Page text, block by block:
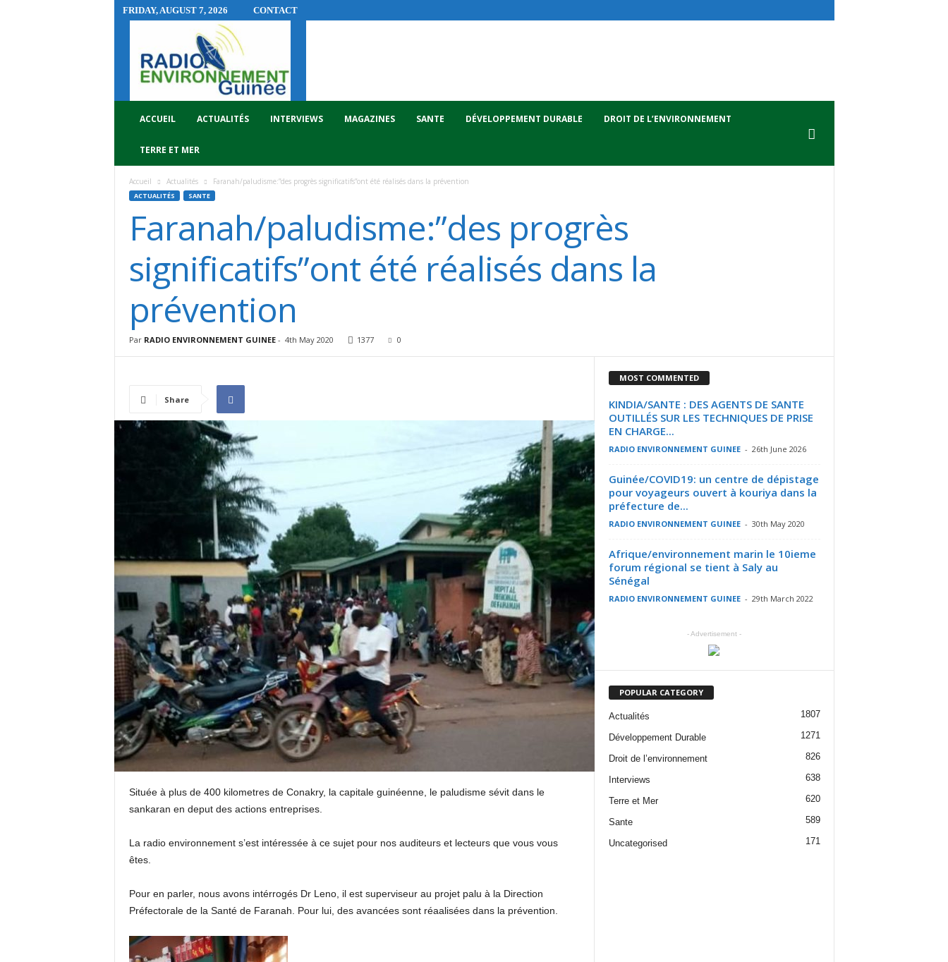
FRIDAY, AUGUST 7, 2026
CONTACT
E
ACCUEIL ACTUALITÉS INTERVIEWS MAGAZINES SANTE DÉVELOPPEMENT DURABLE DROIT DE L’ENVIRONNEMENT
TERRE ET MER
Accueil Actualités Faranah/paludisme:”des progrès significatifs”ont été réalisés dans la prévention
ACTUALITÉS SANTE
Faranah/paludisme:”des progrès
significatifs”ont été réalisés dans la
prévention
Par RADIO ENVIRONNEMENT GUINEE- 4th May 2020 1377 0
Share
Située à plus de 400 kilometres de Conakry, la capitale guinéenne, le paludisme sévit dans le
sankaran en deput des actions entreprises.
La radio environnement s’est intéressée à ce sujet pour nos auditeurs et lecteurs que vous vous
êtes.
Pour en parler, nous avons intérrogés Dr Leno, il est superviseur au projet palu à la Direction
Préfectorale de la Santé de Faranah. Pour lui, des avancées sont réaalisées dans la prévention.
MOST COMMENTED
KINDIA/SANTE : DES AGENTS DE SANTE
OUTILLÉS SUR LES TECHNIQUES DE PRISE
EN CHARGE...
RADIO ENVIRONNEMENT GUINEE - 26th June 2026
Guinée/COVID19: un centre de dépistage
pour voyageurs ouvert à kouriya dans la
préfecture de...
RADIO ENVIRONNEMENT GUINEE - 30th May 2020
Afrique/environnement marin le 10ieme
forum régional se tient à Saly au
Sénégal
RADIO ENVIRONNEMENT GUINEE - 29th March 2022
- Advertisement -
POPULAR CATEGORY
Actualités 1807
Développement Durable 1271
Droit de l’environnement 826
Interviews 638
Terre et Mer 620
Sante 589
Uncategorised 171